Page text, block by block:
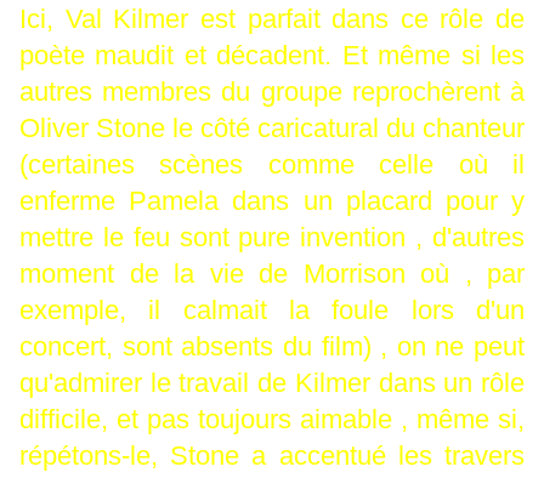
Ici, Val Kilmer est parfait dans ce rôle de
poète maudit et décadent. Et même si les
autres membres du groupe reprochèrent à
Oliver Stone le côté caricatural du chanteur
(certaines scènes comme celle où il
enferme Pamela dans un placard pour y
mettre le feu sont pure invention , d'autres
moment de la vie de Morrison où , par
exemple, il calmait la foule lors d'un
concert, sont absents du film) , on ne peut
qu'admirer le travail de Kilmer dans un rôle
difficile, et pas toujours aimable , même si,
répétons-le, Stone a accentué les travers